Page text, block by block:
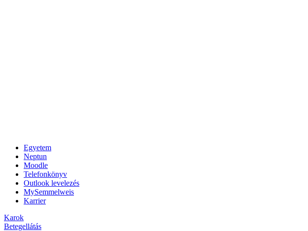
Egyetem
Neptun
Moodle
Telefonkönyv
Outlook levelezés
MySemmelweis
Karrier
Karok
Betegellátás